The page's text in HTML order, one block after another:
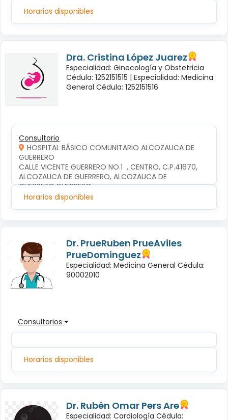
Horarios disponibles
Dra. Cristina López Juarez
Especialidad: Ginecología y Obstetricia
Cédula: 1252151515 | Especialidad: Medicina
General Cédula: 1252151516
Consultorio
HOSPITAL BÁSICO COMUNITARIO ALCOZAUCA DE
GUERRERO
CALLE VICENTE GUERRERO NO.1  , CENTRO, C.P.41670,
ALCOZAUCA DE GUERRERO, ALCOZAUCA DE
GUERRERO,GUERRERO
Horarios disponibles
Dr. PrueRuben PrueAviles
PrueDominguez
Especialidad: Medicina General Cédula:
90002010
Consultorios
Horarios disponibles
Dr. Rubén Omar Pers Are
Especialidad: Cardiología Cédula: